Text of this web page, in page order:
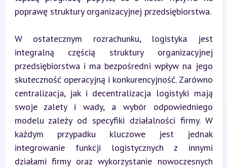
poprawę struktury organizacyjnej przedsiębiorstwa.
W ostatecznym rozrachunku, logistyka jest
integralną częścią struktury organizacyjnej
przedsiębiorstwa i ma bezpośredni wpływ na jego
skuteczność operacyjną i konkurencyjność. Zarówno
centralizacja, jak i decentralizacja logistyki mają
swoje zalety i wady, a wybór odpowiedniego
modelu zależy od specyfiki działalności firmy. W
każdym przypadku kluczowe jest jednak
integrowanie funkcji logistycznych z innymi
działami firmy oraz wykorzystanie nowoczesnych